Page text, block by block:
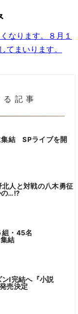
なります。８月１
てまいります。
記事
集結 SPライブを開
北人と対戦の八木勇征
の…!?
組・45名
結
I完結へ『小説
売決定